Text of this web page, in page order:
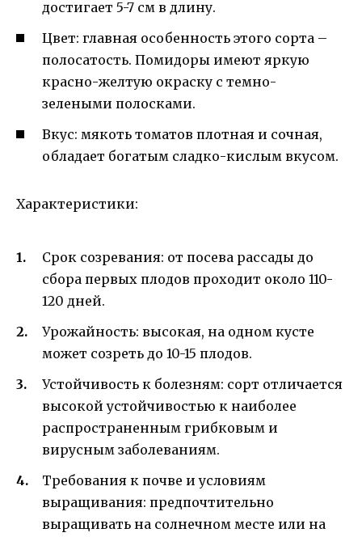
достигает 5-7 см в длину.
Цвет: главная особенность этого сорта –
полосатость. Помидоры имеют яркую
красно-желтую окраску с темно-
зелеными полосками.
Вкус: мякоть томатов плотная и сочная,
обладает богатым сладко-кислым вкусом.
Характеристики:
Срок созревания: от посева рассады до
сбора первых плодов проходит около 110-
120 дней.
Урожайность: высокая, на одном кусте
может созреть до 10-15 плодов.
Устойчивость к болезням: сорт отличается
высокой устойчивостью к наиболее
распространенным грибковым и
вирусным заболеваниям.
Требования к почве и условиям
выращивания: предпочтительно
выращивать на солнечном месте или на